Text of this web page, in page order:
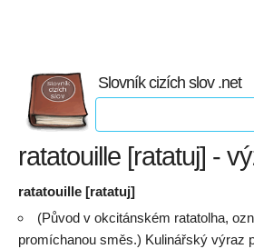
Slovník cizích slov .net
ratatouille [ratatuj] -
ratatouille [ratatuj]
(Původ v okcitánském ratatolha,
promíchanou směs.) Kulinářský výraz